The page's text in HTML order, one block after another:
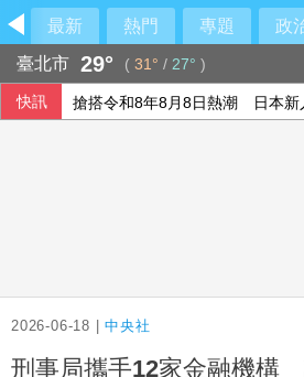
最新 熱門 專題 政
臺北市 29° ( 31° / 27° )
快訊 搶搭令和8年8月8日熱潮 日本新
2026-06-18 |中央社
刑事局攜手12家金融機構